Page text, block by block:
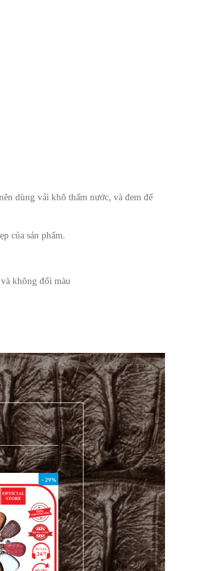
dùng vải khô thấm nước, và đem để
của sản phẩm.
không đổi màu
- 29%